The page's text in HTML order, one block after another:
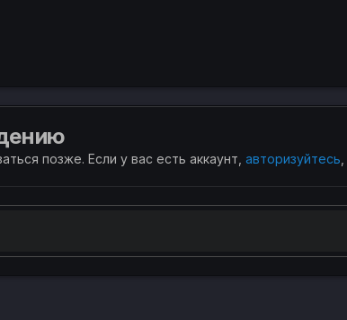
позже. Если у вас есть аккаунт, авторизуйтесь